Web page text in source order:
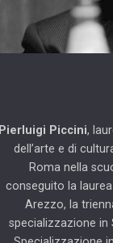
Pierluigi Piccini,
dell’arte e di
Roma nella
conseguito la
Arezzo, la
specializzazione in